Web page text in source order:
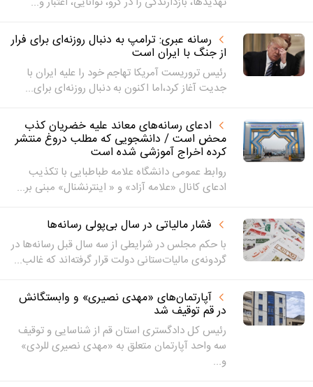
رسانه عبری: ترامپ به دنبال روزنه‌ای برای فرار
از جنگ با ایران است
رئیس تروریست آمریکا تهاجم خود را علیه ایران با
جدیت آغاز کرد،اما اکنون به دنبال روزنه‌ای برای...
ادعای رسانه‌های معاند علیه خضریان کذب
محض است / دانشجویی که مطلب دروغ منتشر
کرده اخراج آموزشی شده است
روابط عمومی دانشگاه علامه طباطبایی با تکذیب
ادعای کانال «علامه آزاد» و « اینترنشنال» مبنی بر...
فشار مالیاتی در سال بی‌پولی رسانه‌ها
با حکم مجلس در شرایطی از سه سال قبل رسانه‌ها در
گردونه‌ی مالیات‌ستانی دولت قرار گرفته‌اند که غالب...
آپارتمان‌های «مهدی نصیری» و وابستگانش
در قم توقیف شد
رئیس کل دادگستری استان قم از شناسایی و توقیف
سه واحد آپارتمان متعلق به «مهدی نصیری للردی»
و...